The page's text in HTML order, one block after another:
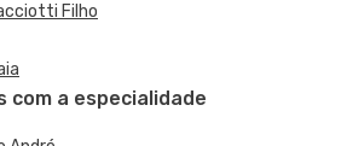
Filho
com a especialidade